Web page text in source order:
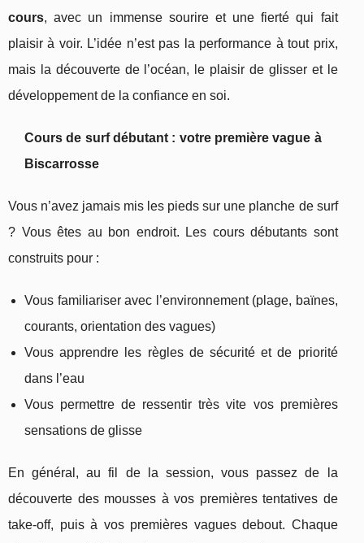
cours, avec un immense sourire et une fierté qui fait
plaisir à voir. L’idée n’est pas la performance à tout prix,
mais la découverte de l’océan, le plaisir de glisser et le
développement de la confiance en soi.
Cours de surf débutant : votre première vague à
Biscarrosse
Vous n’avez jamais mis les pieds sur une planche de surf
? Vous êtes au bon endroit. Les cours débutants sont
construits pour :
Vous familiariser avec l’environnement (plage, baïnes,
courants, orientation des vagues)
Vous apprendre les règles de sécurité et de priorité
dans l’eau
Vous permettre de ressentir très vite vos premières
sensations de glisse
En général, au fil de la session, vous passez de la
découverte des mousses à vos premières tentatives de
take-off, puis à vos premières vagues debout. Chaque